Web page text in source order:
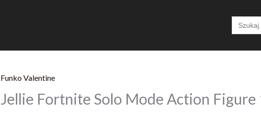
Search
for:
Funko Valentine
Jellie Fortnite Solo Mode Action Figure
Pierwotna
cena
cena
ilość
Jellie